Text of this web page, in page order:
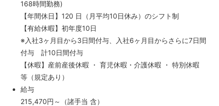
168時間勤務)
【年間休日】120 日（月平均10日休み）のシフト制
【有給休暇】初年度10日
※入社3ヶ月目から3日間付与、入社6ヶ月目からさらに7日間
付与 計10日間付与
【休暇】産前産後休暇 ・ 育児休暇・介護休暇 ・ 特別休暇
等（規定あり）
給与
215,470円～（諸手当 含）